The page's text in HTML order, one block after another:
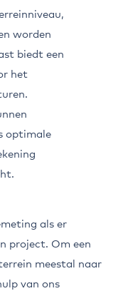
worden
biedt een
het
optimale
als er
project. Om een
meestal naar
van ons